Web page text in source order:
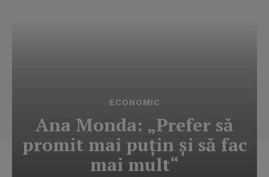
ECONOMIC
Ana Monda: „Prefer să
promit mai puţin şi să fac
mai mult“